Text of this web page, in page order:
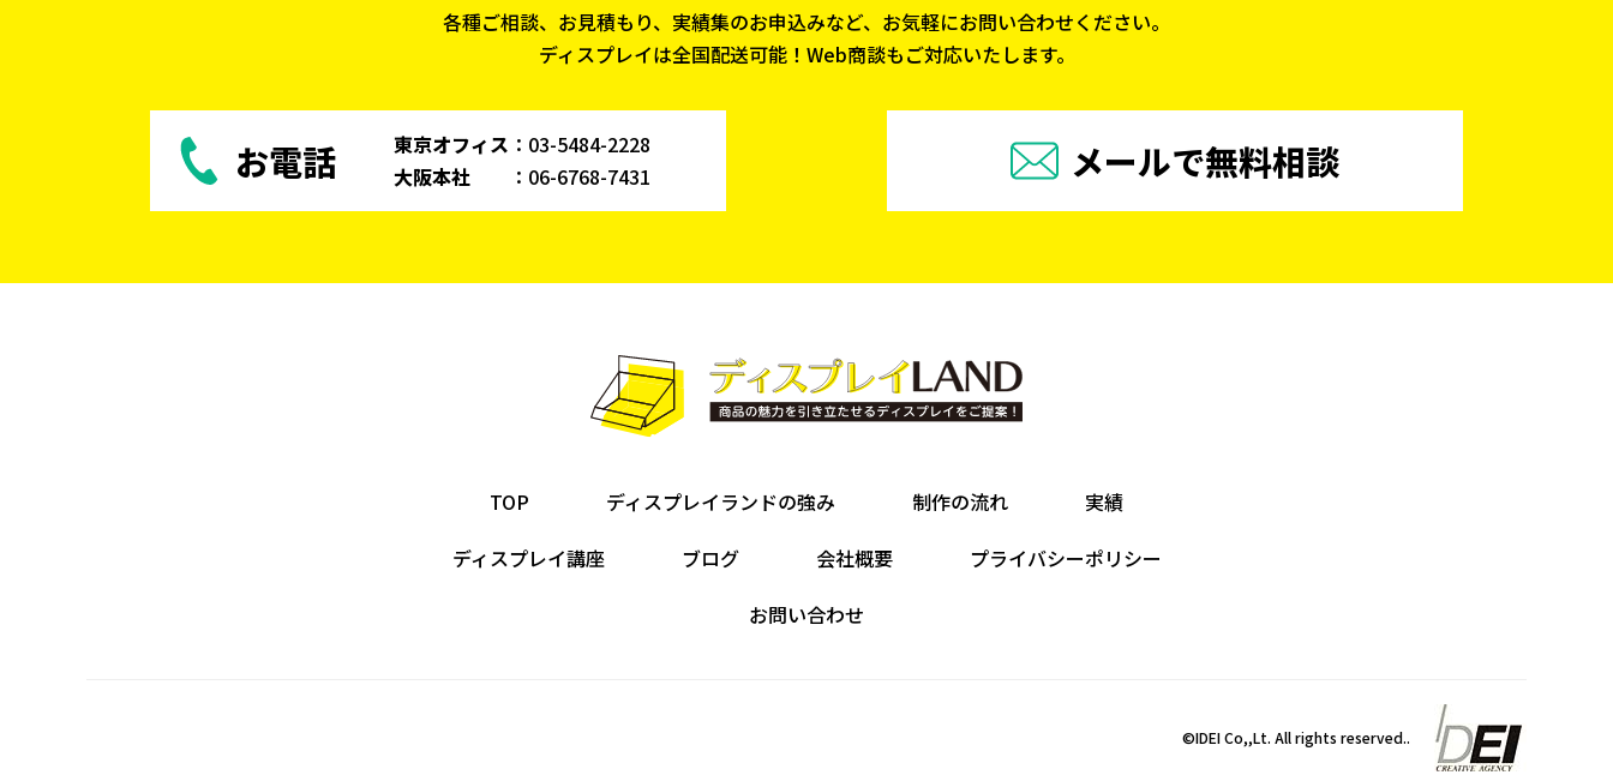
各種ご相談、お見積もり、実績集のお申込みなど、お気軽にお問い合わせください。
ディスプレイは全国配送可能！Web商談もご対応いたします。
お電話 東京オフィス ： 03-5484-2228
大阪本社
： 06-6768-7431 メールで無料相談
TOP ディスプレイランドの強み 制作の流れ
実績
ディスプレイ講座
ブログ 会社概要
プライバシーポリシー
お問い合わせ
©IDEI Co,,Lt. All rights reserved..